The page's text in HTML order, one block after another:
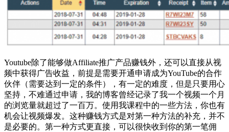
Youtube除了能够做Affiliate推广产品赚钱外，还可以直接从视
频中获得广告收益，前提是需要开通申请成为YouTube的合作
伙伴（需要达到一定的条件），有一定的难度，但是只要用心
坚持，不难通过申请，我的博客曾经记录了我一个视频一个月
的浏览量就超过了一百万。使用我课程中的一些方法，你也有
机会让视频爆发。这种赚钱方式是对第一种方法的补充，并不
是必要的。第一种方式更直接，可以很快收到你的第一笔佣